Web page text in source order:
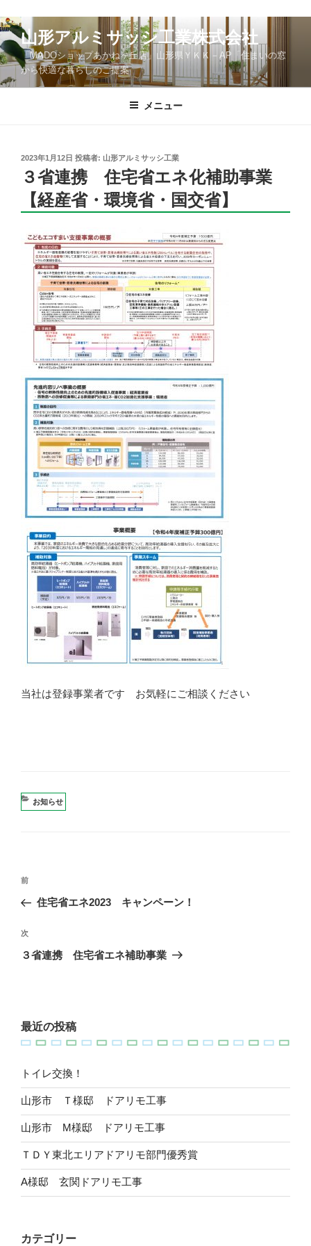
コ
ン
テ
ン
ツ
山形アルミサッシ工業株式会社
「MADOショップあかねヶ丘店」山形県ＹＫＫ－AP「住まいの窓
から快適な暮らしのご提案
メニュー
投
稿
日:
2023年1月12日 投稿者: 山形アルミサッシ工業
３省連携 住宅省エネ化補助事業
【経産省・環境省・国交省】
当社は登録事業者です お気軽にご相談ください
カ
お知らせ
投
ビ
ゲ
ン
過
去
投
稿
前
住宅省エネ2023 キャンペーン！
次
の
次
３省連携 住宅省エネ補助事業
最近の投稿
トイレ交換！
山形市 Ｔ様邸 ドアリモ工事
山形市 M様邸 ドアリモ工事
ＴＤＹ東北エリアドアリモ部門優秀賞
A様邸 玄関ドアリモ工事
カテゴリー